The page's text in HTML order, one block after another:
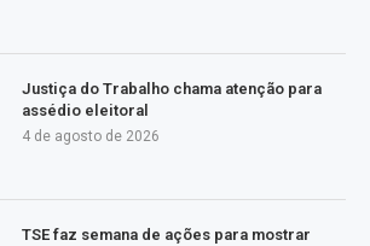
Justiça do Trabalho chama atenção para
assédio eleitoral
4 de agosto de 2026
TSE faz semana de ações para mostrar